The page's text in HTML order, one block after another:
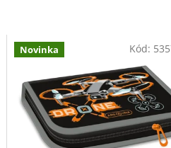
Novinka Kód: